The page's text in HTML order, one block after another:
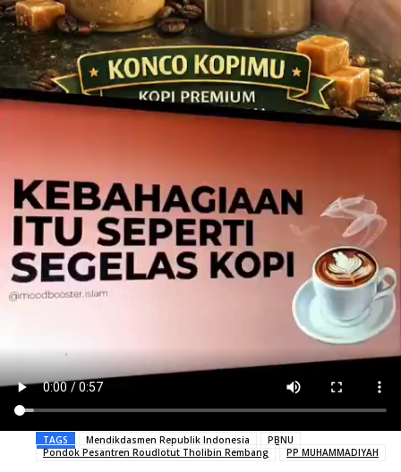
TAGS Mendikdasmen Republik Indonesia
PBNU
Pondok Pesantren Roudlotut Tholibin Rembang
PP MUHAMMADIYAH